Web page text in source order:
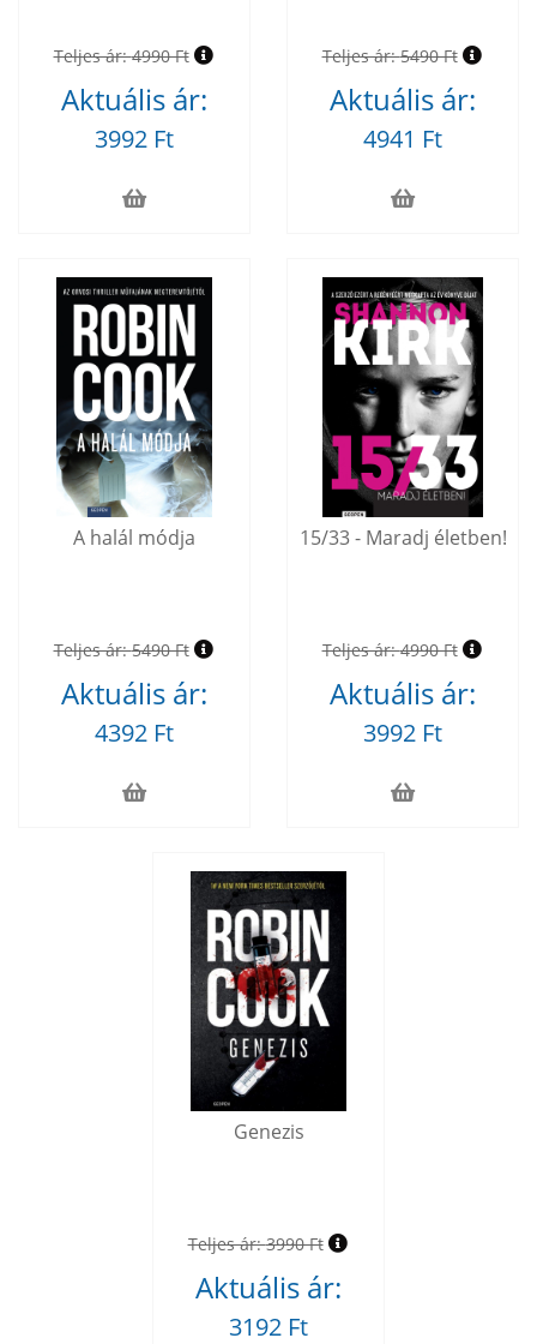
Teljes ár:4990 Ft
Aktuális ár:
3992 Ft
Teljes ár:5490 Ft
Aktuális ár:
4941 Ft
A halál módja
Teljes ár:5490 Ft
Aktuális ár:
4392 Ft
15/33 - Maradj életben!
Teljes ár:4990 Ft
Aktuális ár:
3992 Ft
Genezis
Teljes ár:3990 Ft
Aktuális ár:
3192 Ft